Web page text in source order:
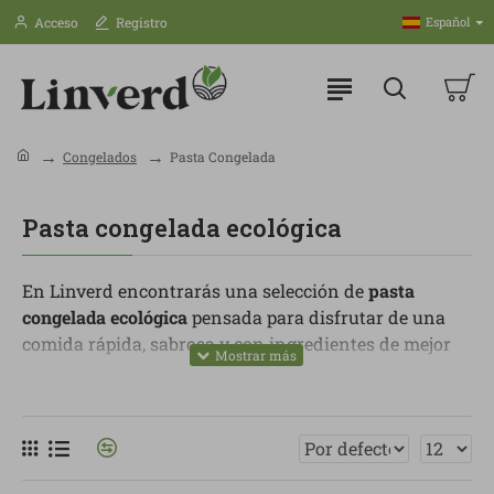
Acceso Registro Español
Congelados Pasta Congelada
Pasta congelada ecológica
En Linverd encontrarás una selección depasta
congelada ecológicapensada para disfrutar de una
comida rápida, sabrosa y con ingredientes de mejor
calidad. Es una opción ideal para tener siempre en